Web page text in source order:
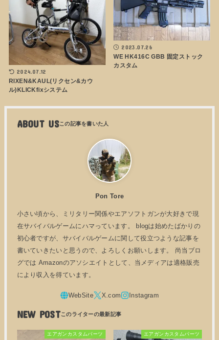
2024.07.12
RIXEN&KAUL(リクセン&カウ
ル)KLICKfixシステム
2023.07.26
WE HK416C GBB 固定ストック
カスタム
ABOUT US
Pon Tore
小さい頃から、ミリタリー関係やエアソフトガンが大好きで現
在サバイバルゲームにハマっています。 blogは始めたばかりの
初心者ですが、サバイバルゲームに関して役立つような記事を
書いていきたいと思うので、よろしくお願いします。 尚当ブロ
グでは Amazonのアソシエイトとして、当メディアは適格販売
により収入を得ています。
NEW POST
エアガンカスタムパーツ エアガンカスタムパーツ